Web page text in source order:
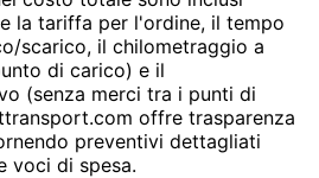
la tariffa per l'ordine, il tempo
scarico, il chilometraggio a
di carico) e il
(senza merci tra i punti di
offre trasparenza
preventivi dettagliati
voci di spesa.